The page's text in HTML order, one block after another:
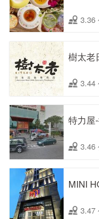
3.36
樹太老
3.44
特力屋
3.46
MINI
3.47